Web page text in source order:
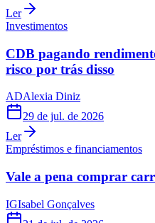
Ler
Investimentos
CDB pagando
risco por trás disso
ADAlexia Diniz
29 de jul. de 2026
Ler
Empréstimos e financiamentos
Vale a pena comprar
IGIsabel Gonçalves